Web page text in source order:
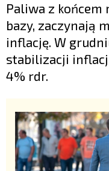
Paliwa z końcem
bazy, zaczynają
inflację. W
stabilizacji
4% rdr.